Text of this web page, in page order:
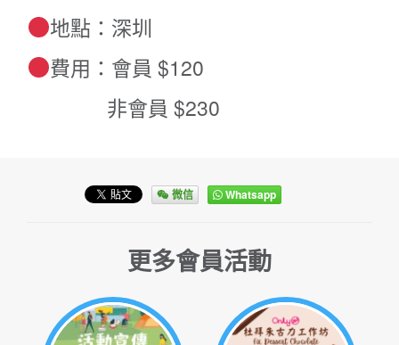
地點：深圳
費用：會員 $120
非會員 $230
微信 Whatsapp
更多會員活動